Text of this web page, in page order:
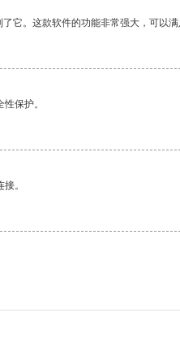
它。这款软件的功能非常强大，可以
保护。
。